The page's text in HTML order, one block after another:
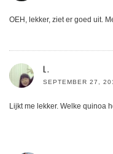
OEH, lekker, ziet er goed uit.
L.
SEPTEMBER 27,
Lijkt me lekker. Welke quinoa